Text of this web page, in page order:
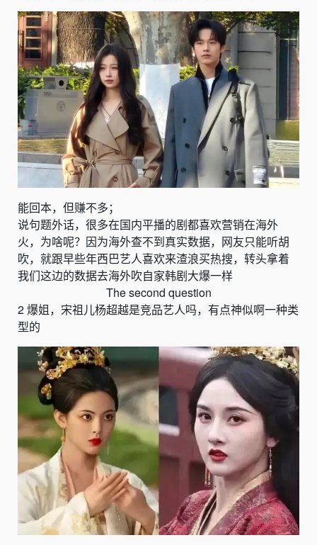
能回本，但赚不多；
说句题外话，很多在国内平播的剧都喜欢营销在海外
火，为啥呢？因为海外查不到真实数据，网友只能听胡
吹，就跟早些年西巴艺人喜欢来渣浪买热搜，转头拿着
我们这边的数据去海外吹自家韩剧大爆一样
The second question
2爆姐，宋祖儿杨超越是竞品艺人吗，有点神似啊一种类
型的